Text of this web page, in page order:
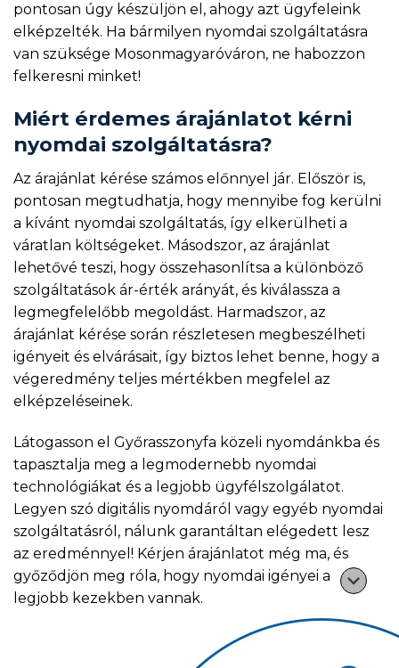
pontosan úgy készüljön el, ahogy azt ügyfeleink
elképzelték. Ha bármilyen nyomdai szolgáltatásra
van szüksége Mosonmagyaróváron, ne habozzon
felkeresni minket!
Miért érdemes árajánlatot kérni
nyomdai szolgáltatásra?
Az árajánlat kérése számos előnnyel jár. Először is,
pontosan megtudhatja, hogy mennyibe fog kerülni
a kívánt nyomdai szolgáltatás, így elkerülheti a
váratlan költségeket. Másodszor, az árajánlat
lehetővé teszi, hogy összehasonlítsa a különböző
szolgáltatások ár-érték arányát, és kiválassza a
legmegfelelőbb megoldást. Harmadszor, az
árajánlat kérése során részletesen megbeszélheti
igényeit és elvárásait, így biztos lehet benne, hogy a
végeredmény teljes mértékben megfelel az
elképzeléseinek.
Látogasson el Győrasszonyfa közeli nyomdánkba és
tapasztalja meg a legmodernebb nyomdai
technológiákat és a legjobb ügyfélszolgálatot.
Legyen szó digitális nyomdáról vagy egyéb nyomdai
szolgáltatásról, nálunk garantáltan elégedett lesz
az eredménnyel! Kérjen árajánlatot még ma, és
győződjön meg róla, hogy nyomdai igényei a
legjobb kezekben vannak.